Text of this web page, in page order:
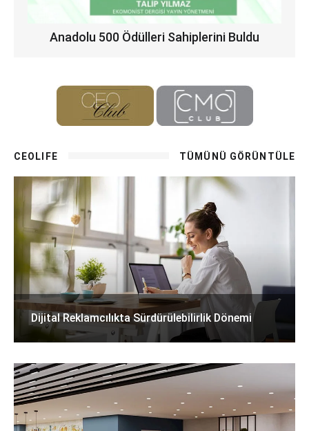
Anadolu 500 Ödülleri Sahiplerini Buldu
CEOLIFE TÜMÜNÜ GÖRÜNTÜLE
Dijital Reklamcılıkta Sürdürülebilirlik Dönemi